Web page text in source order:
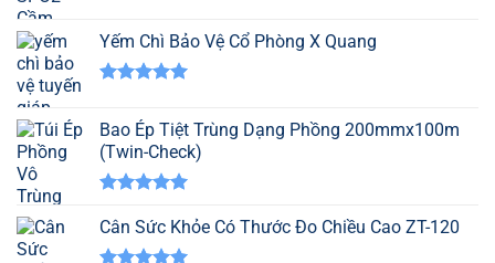
5 sao
Yếm Chì Bảo Vệ Cổ Phòng X Quang
5 sao
Bao Ép Tiệt Trùng Dạng Phồng 200mmx100m
(Twin-Check)
hạng5.00
Cân Sức Khỏe Có Thước Đo Chiều Cao ZT-120